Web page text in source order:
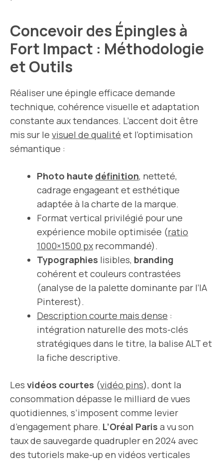
Concevoir des Épingles à
Fort Impact : Méthodologie
et Outils
Réaliser une épingle efficace demande
technique, cohérence visuelle et adaptation
constante aux tendances. L’accent doit être
mis sur le visuel de qualité et l’optimisation
sémantique :
Photo haute définition, netteté,
cadrage engageant et esthétique
adaptée à la charte de la marque.
Format vertical privilégié pour une
expérience mobile optimisée (ratio
1000×1500 px recommandé).
Typographies lisibles, branding
cohérent et couleurs contrastées
(analyse de la palette dominante par l’IA
Pinterest).
Description courte mais dense :
intégration naturelle des mots-clés
stratégiques dans le titre, la balise ALT et
la fiche descriptive.
Les vidéos courtes (vidéo pins), dont la
consommation dépasse le milliard de vues
quotidiennes, s’imposent comme levier
d’engagement phare. L’Oréal Paris a vu son
taux de sauvegarde quadrupler en 2024 avec
des tutoriels make-up en vidéos verticales